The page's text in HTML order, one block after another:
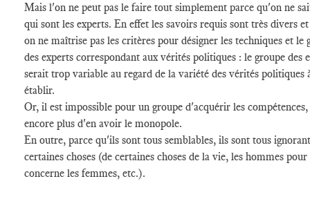
Mais l'on ne peut pas le faire tout simplement parce qu'on ne
qui sont les experts. En effet les savoirs requis sont très divers
on ne maîtrise pas les critères pour désigner les techniques et le
des experts correspondant aux vérités politiques : le groupe des
serait trop variable au regard de la variété des vérités politiques
établir.
Or, il est impossible pour un groupe d'acquérir les
encore plus d'en avoir le monopole.
En outre, parce qu'ils sont tous semblables, ils sont tous
certaines choses (de certaines choses de la vie, les hommes
concerne les femmes, etc.).